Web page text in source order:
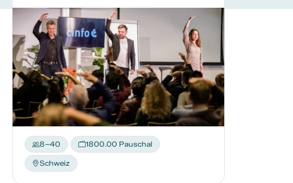
8–40 1800.00 Pauschal
Schweiz